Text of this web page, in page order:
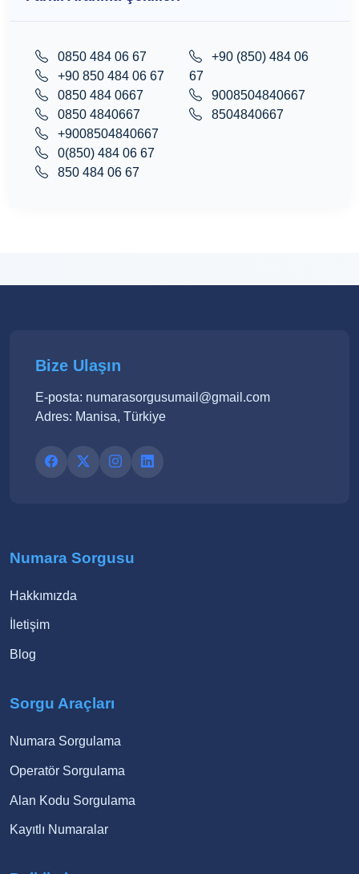
0850 484 06 67
+90 850 484 06 67
0850 484 0667
0850 4840667
+90 (850) 484 06
67
9008504840667
8504840667
+9008504840667
0(850) 484 06 67
850 484 06 67
Bize Ulaşın
E-posta: numarasorgusumail@gmail.com
Adres: Manisa, Türkiye
Numara Sorgusu
Hakkımızda
İletişim
Blog
Sorgu Araçları
Numara Sorgulama
Operatör Sorgulama
Alan Kodu Sorgulama
Kayıtlı Numaralar